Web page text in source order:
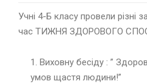
Учні 4-Б класу провели різні
час ТИЖНЯ ЗДОРОВОГО
Виховну бесіду : ”
умов щастя людини!”